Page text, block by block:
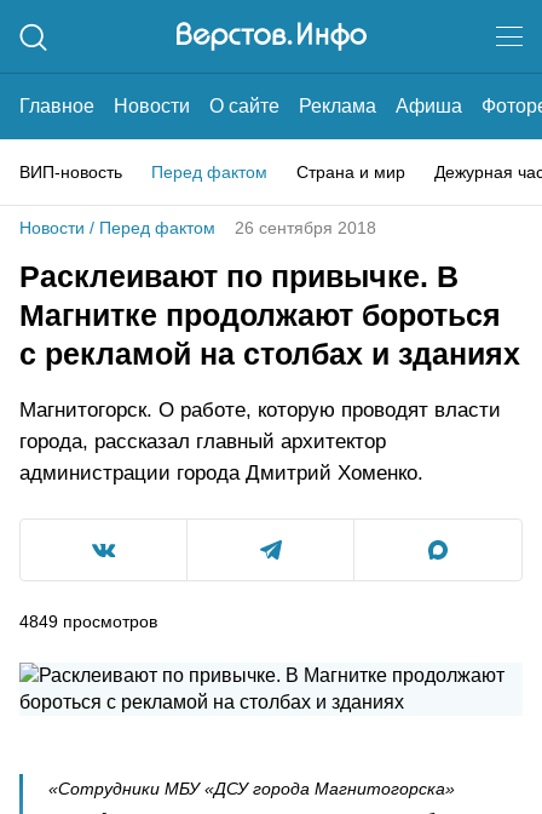
Главное Новости О сайте Реклама Афиша
ВИП-новость Перед фактом Страна и мир Дежурная
Новости / Перед фактом 26 сентября 2018
Расклеивают по привычке. В
Магнитке продолжают бороться
с рекламой на столбах и зданиях
Магнитогорск. О работе, которую проводят власти
города, рассказал главный архитектор
администрации города Дмитрий Хоменко.
4849 просмотров
«Сотрудники МБУ «ДСУ города Магнитогорска»